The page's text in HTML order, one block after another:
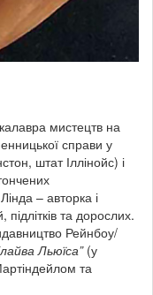
мистецтв на
справи у
штат Іллінойс) і
– авторка і
підлітків та дорослих.
Рейнбоу/
Льюїса”(у
та